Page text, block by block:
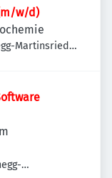
w/d)
Martinsried,